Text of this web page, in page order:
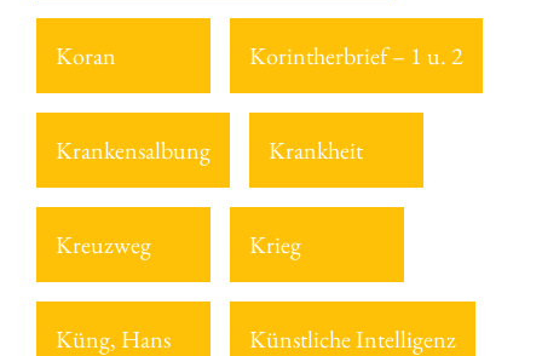
Koran Korintherbrief – 1 u. 2
Krankensalbung Krankheit
Kreuzweg Krieg
Küng, Hans Künstliche Intelligenz